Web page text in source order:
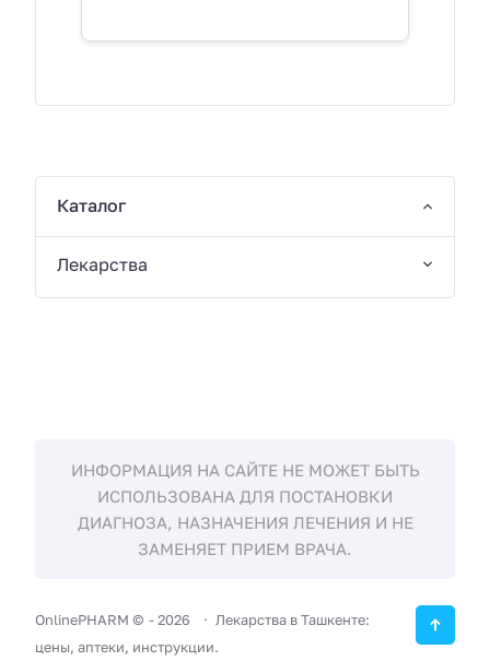
Каталог
Лекарства
ИНФОРМАЦИЯ НА САЙТЕ НЕ МОЖЕТ БЫТЬ
ИСПОЛЬЗОВАНА ДЛЯ ПОСТАНОВКИ
ДИАГНОЗА, НАЗНАЧЕНИЯ ЛЕЧЕНИЯ И НЕ
ЗАМЕНЯЕТ ПРИЕМ ВРАЧА.
OnlinePHARM © -2026
Лекарства в Ташкенте:
цены, аптеки, инструкции.